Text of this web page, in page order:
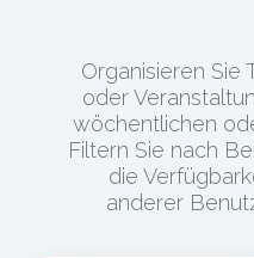
Organisieren Sie
oder
wöchentlichen
Filtern Sie nach
die
anderer